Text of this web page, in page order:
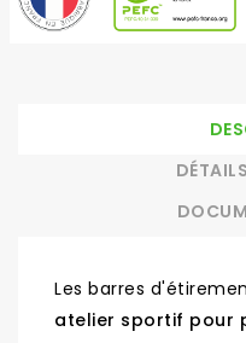
Les barres
atelier sportif pour